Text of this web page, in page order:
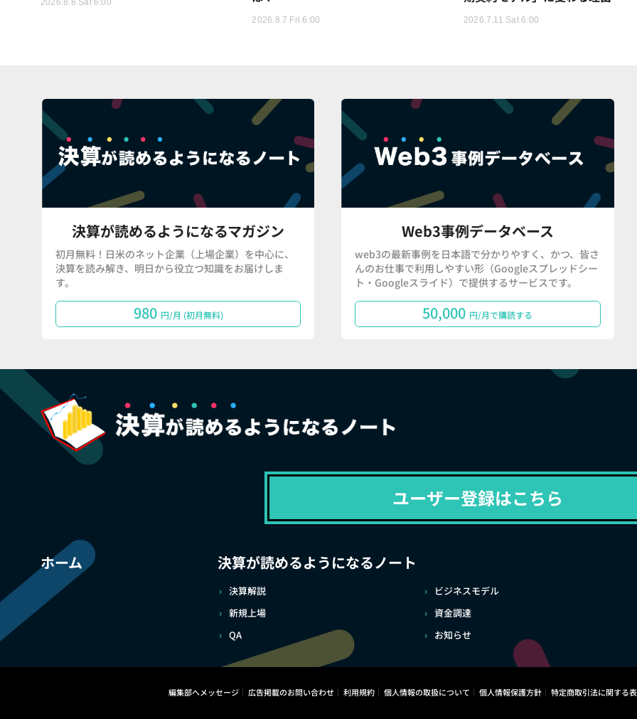
2026.8.8 Sat 6:00
2026.8.7 Fri 6:00 2026.7.11 Sat 6:00
決算が読めるようになるマガジン
初月無料！日米のネット企業（上場企業）を中心に、
決算を読み解き、明日から役立つ知識をお届けしま
す。
980 円/月 (初月無料)
Web3事例データベース
web3の最新事例を日本語で分かりやすく、かつ、皆さ
んのお仕事で利用しやすい形（Googleスプレッドシー
ト・Googleスライド）で提供するサービスです。
50,000 円/月で購読する
ユーザー登録はこちら
ホーム 決算が読めるようになるノート
決算解説
ビジネスモデル
新規上場
資金調達
QA
お知らせ
編集部へメッセージ 広告掲載のお問い合わせ 利用規約 個人情報の取扱について 個人情報保護方針 特定商取引法に関する